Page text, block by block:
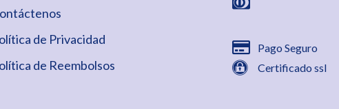
de Privacidad
de Reembolsos
Pago Seguro
Certificado ssl